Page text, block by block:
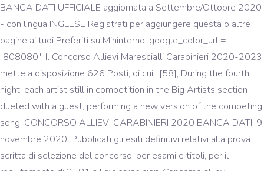
BANCA DATI UFFICIALE aggiornata a Settembre/Ottobre 2020
- con lingua INGLESE Registrati per aggiungere questa o altre
pagine ai tuoi Preferiti su Mininterno. google_color_url =
"808080"; Il Concorso Allievi Marescialli Carabinieri 2020-2023
mette a disposizione 626 Posti, di cui:. [58], During the fourth
night, each artist still in competition in the Big Artists section
dueted with a guest, performing a new version of the competing
song. CONCORSO ALLIEVI CARABINIERI 2020 BANCA DATI. 9
novembre 2020: Pubblicati gli esiti definitivi relativi alla prova
scritta di selezione del concorso, per esami e titoli, per il